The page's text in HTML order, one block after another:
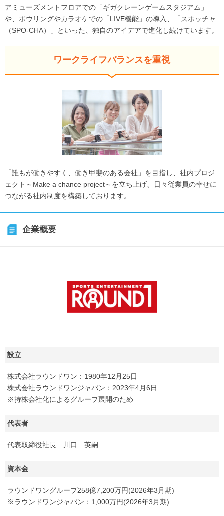
アミューズメントフロアでの「ギガクレーンゲームスタジアム」
や、ボウリングやカラオケでの「LIVE機能」の導入、「スポッチャ
（SPO-CHA）」といった、独自のアイデアで進化し続けています。
ワークライフバランスを重視
「誰もが働きやすく、働き甲斐のある会社」を目指し、社内プロジ
ェクト～Make a chance project～を立ち上げ、日々従業員の幸せに
つながる社内制度を構築しております。
企業概要
設立
株式会社ラウンドワン：1980年12月25日
株式会社ラウンドワンジャパン：2023年4月6日
※持株会社化によるグループ展開のため
代表者
代表取締役社長 川口 英嗣
資本金
ラウンドワングループ258億7,200万円(2026年3月期)
※ラウンドワンジャパン：1,000万円(2026年3月期)